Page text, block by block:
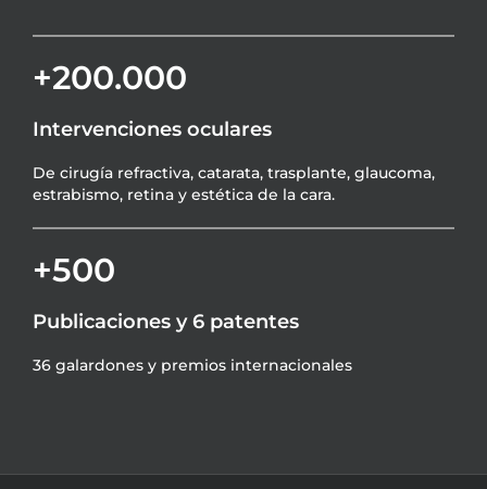
+200.000
Intervenciones oculares
De cirugía refractiva, catarata, trasplante, glaucoma,
estrabismo, retina y estética de la cara.
+500
Publicaciones y 6 patentes
36 galardones y premios internacionales